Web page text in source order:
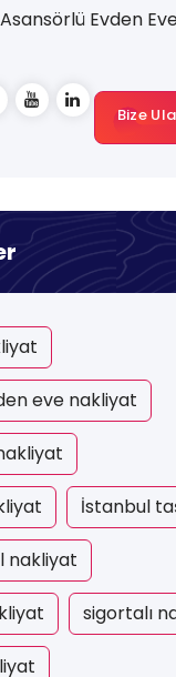
Evden
Bize
eve nakliyat
İstanbul
nakliyat
sigortalı